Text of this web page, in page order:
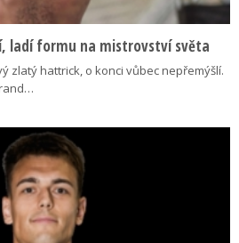
ladí formu na mistrovství světa
zlatý hattrick, o konci vůbec nepřemýšlí.